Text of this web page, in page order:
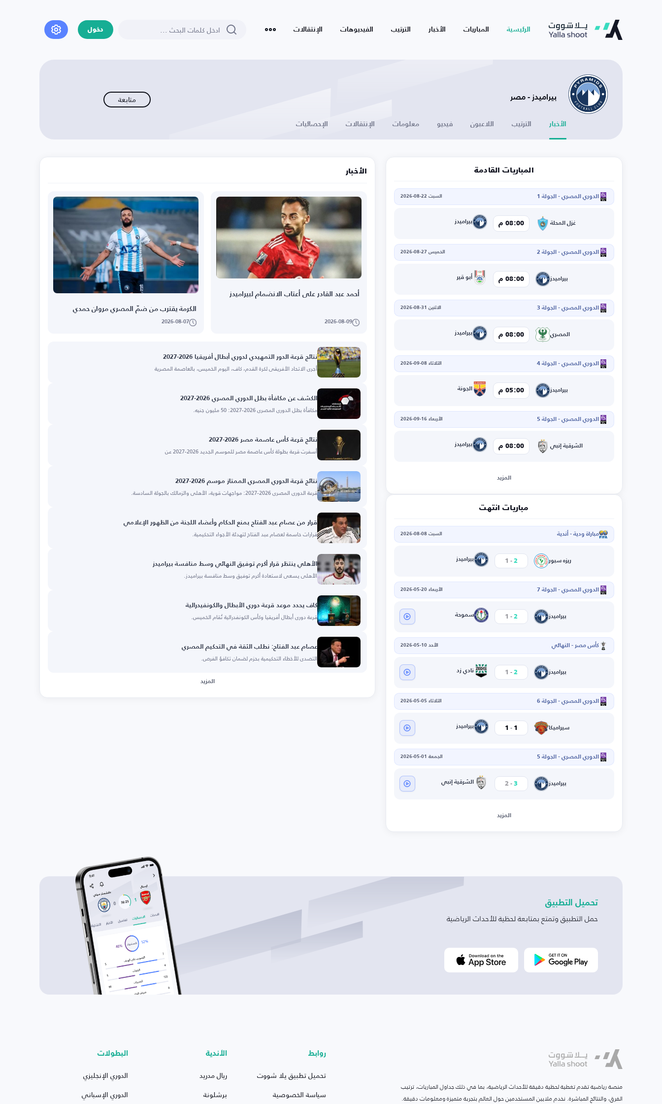
الرئيسية المباريات الأخبار الترتيب الفيديوهات الإنتقالات دخول
بيراميدز - مصر متابعة
الأخبار الترتيب اللاعبون فيديو معلومات الإنتقالات الإحصائيات
المباريات القادمة
الدوري المصري - الجولة 1 السبت 22-08-2026
غزل المحلة 08:00 م بيراميدز
الدوري المصري - الجولة 2 الخميس 27-08-2026
بيراميدز 08:00 م أبو قير
الدوري المصري - الجولة 3 الاثنين 31-08-2026
المصري 08:00 م بيراميدز
الدوري المصري - الجولة 4 الثلاثاء 08-09-2026
بيراميدز 05:00 م الجونة
الدوري المصري - الجولة 5 الأربعاء 16-09-2026
الشرقية إنبي 08:00 م بيراميدز
المزيد
مباريات انتهت
مباراة ودية - أندية السبت 08-08-2026
ريزه سبور 2
-
1 بيراميدز
الدوري المصري - الجولة 7 الأربعاء 20-05-2026
بيراميدز 2
-
1 سموحة
كأس مصر - النهائي الأحد 10-05-2026
بيراميدز 2
-
1 نادي زد
الدوري المصري - الجولة 6 الثلاثاء 05-05-2026
سيراميكا 1
-
1 بيراميدز
الدوري المصري - الجولة 5 الجمعة 01-05-2026
بيراميدز 3
-
2 الشرقية إنبي
المزيد
الأخبار
أحمد عبد القادر على أعتاب الانضمام لبيراميدز
2026-08-09
الكرمة يقترب من ضمّ المصري مروان حمدي
2026-08-07
نتائج قرعة الدور التمهيدي لدوري أبطال أفريقيا 2026-2027
أجرى الاتحاد الأفريقي لكرة القدم، كاف، اليوم الخميس، بالعاصمة المصرية
الكشف عن مكافأة بطل الدوري المصري 2026-2027
مكافأة بطل الدوري المصري 2026-2027: 50 مليون جنيه.
نتائج قرعة كأس عاصمة مصر 2026-2027
أسفرت قرعة بطولة كأس عاصمة مصر للموسم الجديد 2026-2027 عن
نتائج قرعة الدوري المصري الممتاز موسم 2026-2027
قرعة الدوري المصري 2026-2027: مواجهات قوية، الأهلي والزمالك بالجولة السادسة.
قرار من عصام عبد الفتاح بمنع الحكام وأعضاء اللجنة من الظهور الإعلامي
قرارات حاسمة لعصام عبد الفتاح لتهدئة الأجواء التحكيمية.
الأهلي ينتظر قرار أكرم توفيق النهائي وسط منافسة بيراميدز
الأهلي يسعى لاستعادة أكرم توفيق وسط منافسة بيراميدز.
كاف يحدد موعد قرعة دوري الأبطال والكونفيدرالية
قرعة دوري أبطال أفريقيا وكأس الكونفدرالية تُقام الخميس.
عصام عبد الفتاح: نطلب الثقة في التحكيم المصري
التصدي للأخطاء التحكيمية بحزم لضمان تكافؤ الفرص.
المزيد
تحميل التطبيق
حمل التطبيق وتمتع بمتابعة لحظية للأحداث الرياضية
منصة رياضية تقدم تغطية لحظية دقيقة للأحداث الرياضية، بما في ذلك جداول المباريات، ترتيب
الفرق، والنتائج المباشرة. نخدم ملايين المستخدمين حول العالم بتجربة متميزة ومعلومات دقيقة.
روابط
تحميل تطبيق يلا شووت
سياسة الخصوصية
الأندية
ريال مدريد
برشلونة
البطولات
الدوري الإنجليزي
الدوري الإسباني